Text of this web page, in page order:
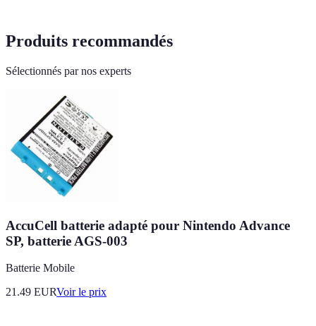
Produits recommandés
Sélectionnés par nos experts
AccuCell batterie adapté pour Nintendo Advance
SP, batterie AGS-003
Batterie Mobile
21.49 EURVoir le prix